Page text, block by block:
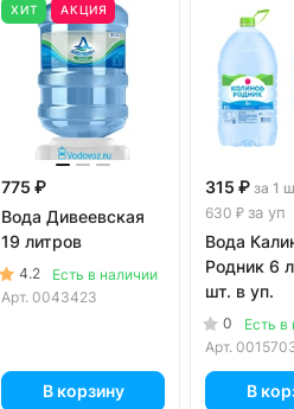
ХИТ АКЦИЯ
775 ₽
Вода Дивеевская
19 литров
4.2
Есть в наличии
Арт. 0043423
В корзину
315 ₽ за 1
630 ₽ за уп
Вода
Родник 6
шт. в уп.
0
Есть в
Арт.
В